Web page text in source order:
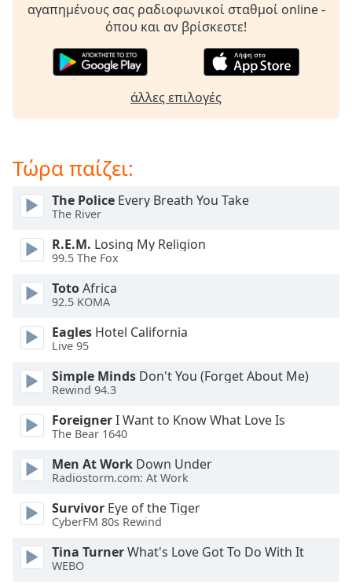
and
window.
Background
Color
Area
Background
Opacity
αγαπημένους σας ραδιοφωνικοί σταθμοί online -
όπου και αν βρίσκεστε!
άλλες επιλογές
Τώρα παίζει:
The Police Every Breath You Take
The River
R.E.M. Losing My Religion
99.5 The Fox
TotoAfrica
92.5 KOMA
Eagles Hotel California
Live 95
Simple Minds Don't You (Forget About Me)
Rewind 94.3
ForeignerI Want to Know What Love Is
The Bear 1640
Men At Work Down Under
Radiostorm.com: At Work
Survivor Eye of the Tiger
CyberFM 80s Rewind
Tina TurnerWhat's Love Got To Do With It
WEBO